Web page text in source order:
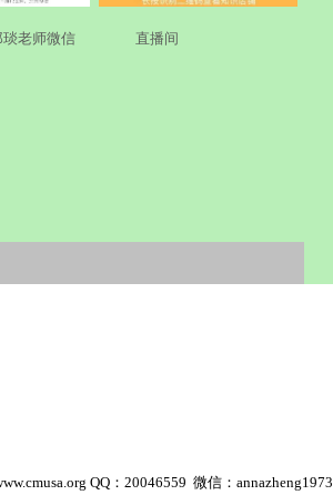
琰老师微信 直播间
QQ：20046559 微信：annazheng1973